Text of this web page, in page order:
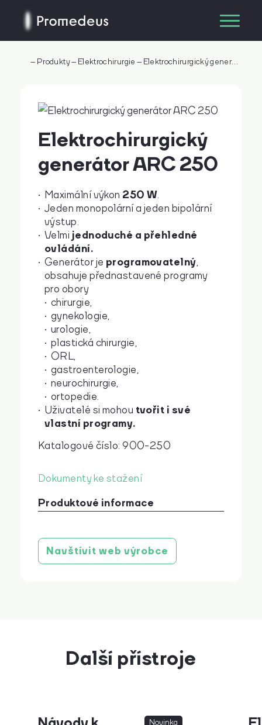
– Produkty– Elektrochirurgie – Elektrochirurgický generátor ARC 250
Elektrochirurgický
generátor ARC 250
Maximální výkon 250 W.
Jeden monopolární a jeden bipolární
výstup.
Velmi jednoduché a přehledné
ovládání.
Generátor je programovatelný,
obsahuje přednastavené programy
pro obory
chirurgie,
gynekologie,
urologie,
plastická chirurgie,
ORL,
gastroenterologie,
neurochirurgie,
ortopedie.
Uživatelé si mohou tvořit i své
vlastní programy.
Katalogové číslo: 900-250
Dokumenty ke stažení
Produktové informace
Navštívit web výrobce
Další přístroje
Novinka